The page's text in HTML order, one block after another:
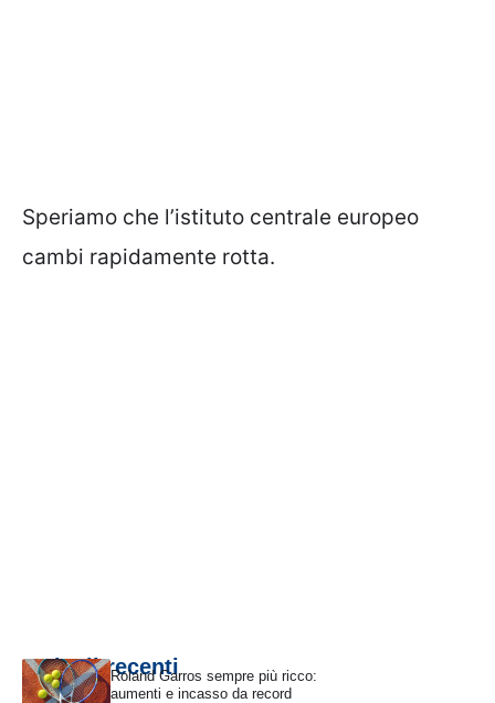
Speriamo che l’istituto centrale europeo
cambi rapidamente rotta.
Articoli recentiRoland Garros sempre più ricco:
aumenti e incasso da record